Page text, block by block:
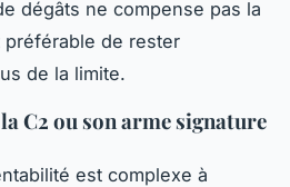
dégâts ne compense pas la
de rester
de la limite.
C2 ou son arme signature
est complexe à